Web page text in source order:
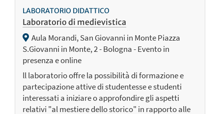
LABORATORIO DIDATTICO
Laboratorio di medievistica
Aula Morandi, San Giovanni in Monte Piazza
S.Giovanni in Monte, 2 - Bologna - Evento in
presenza e online
ll laboratorio offre la possibilità di formazione e
partecipazione attive di studentesse e studenti
interessati a iniziare o approfondire gli aspetti
relativi "al mestiere dello storico" in rapporto alle